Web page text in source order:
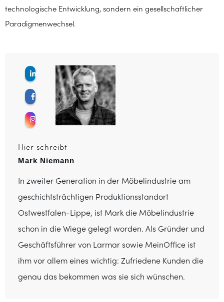
technologische Entwicklung, sondern ein gesellschaftlicher
Paradigmenwechsel.
Hier schreibt
Mark Niemann
In zweiter Generation in der Möbelindustrie am
geschichtsträchtigen Produktionsstandort
Ostwestfalen-Lippe, ist Mark die Möbelindustrie
schon in die Wiege gelegt worden. Als Gründer und
Geschäftsführer von Larmar sowie MeinOffice ist
ihm vor allem eines wichtig: Zufriedene Kunden die
genau das bekommen was sie sich wünschen.